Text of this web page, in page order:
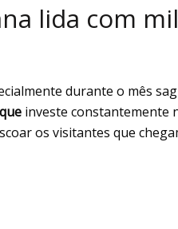
lida com
durante o mês
investe constantemente
os visitantes que